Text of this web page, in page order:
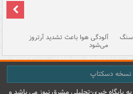
سنگ آلودگی هوا باعث تشدید آرتروز
می‌شود
نسخه دسکتاپ